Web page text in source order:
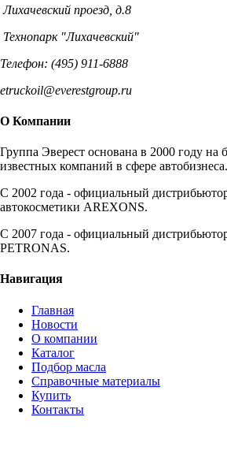
Лихачевский проезд, д.8
Технопарк "Лихачевский"
Телефон: (495) 911-6888
etruckoil@everestgroup.ru
О Компании
Группа Эверест основана в 2000 году на
известных компаний в сфере автобизнеса.
C 2002 года - официальный
автокосметики AREXONS.
С 2007 года - официальный
PETRONAS.
Навигация
Главная
Новости
О компании
Каталог
Подбор масла
Справочные материалы
Купить
Контакты